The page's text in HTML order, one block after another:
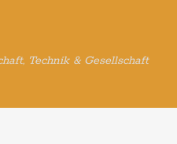
Technik & Gesellschaft